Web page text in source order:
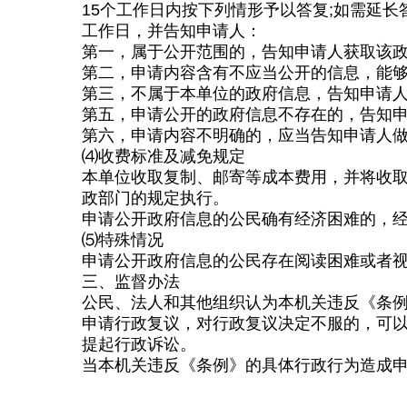
15个工作日内按下列情形予以答复;如需延
工作日，并告知申请人：
第一，属于公开范围的，告知申请人获取该
第二，申请内容含有不应当公开的信息，能
第三，不属于本单位的政府信息，告知申请
第五，申请公开的政府信息不存在的，告知
第六，申请内容不明确的，应当告知申请人
⑷收费标准及减免规定
本单位收取复制、邮寄等成本费用，并将收
政部门的规定执行。
申请公开政府信息的公民确有经济困难的，
⑸特殊情况
申请公开政府信息的公民存在阅读困难或者
三、监督办法
公民、法人和其他组织认为本机关违反《条
申请行政复议，对行政复议决定不服的，可
提起行政诉讼。
当本机关违反《条例》的具体行政行为造成